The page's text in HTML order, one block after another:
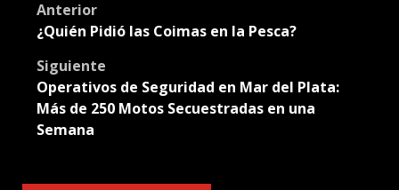
Post
Anterior
¿Quién Pidió las Coimas en la Pesca?
Siguiente
Operativos de Seguridad en Mar del Plata:
Más de 250 Motos Secuestradas en una
Semana